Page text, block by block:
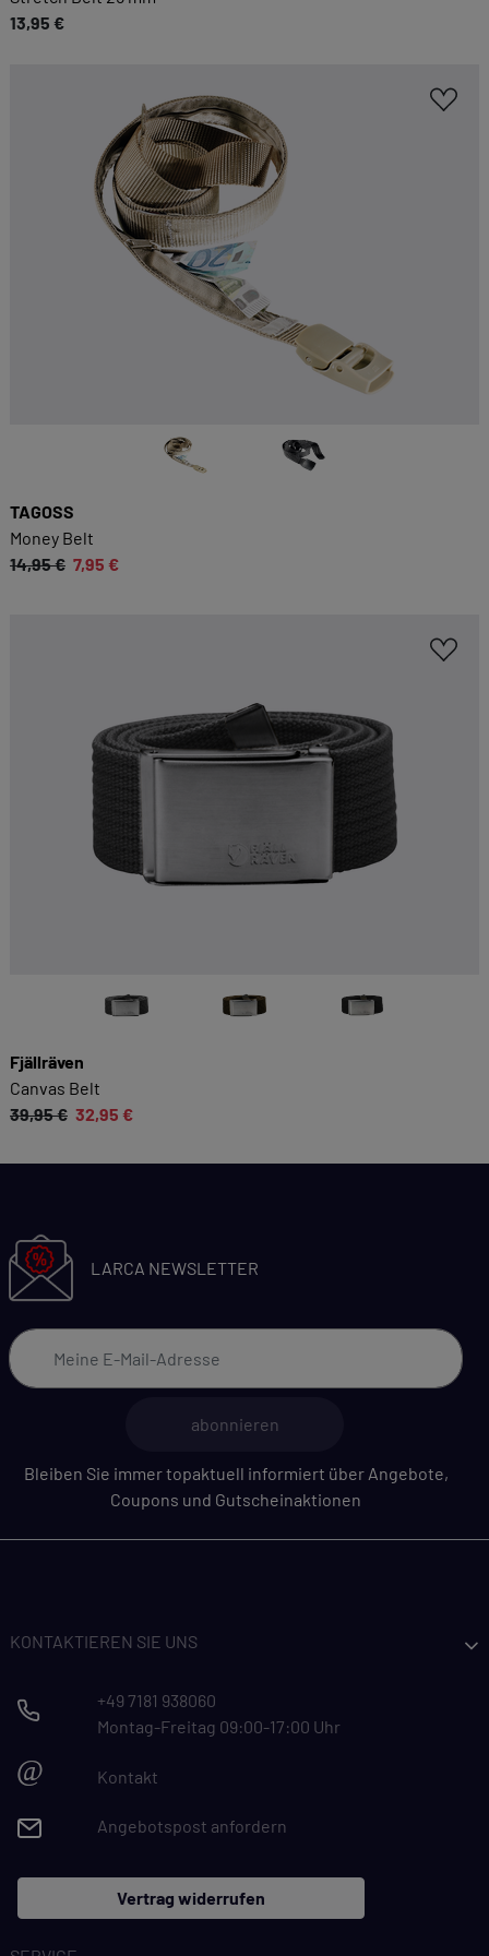
Essenzielle Cookies ermöglichen grundlegende
Cookie-Informationen anzeigen
KOMFORTFUNKTIONEN
Wir möchten die Bedienung dieses Shops für
Sie möglichst komfortabel gestalten.
Cookie-Informationen anzeigen
Inhalte von externen Dienstleistern wie Google,
Cookie-Informationen anzeigen
13,95 €
TAGOSS
Money Belt
14,95 € 7,95 €
Fjällräven
Canvas Belt
39,95 € 32,95 €
LARCA NEWSLETTER
abonnieren
Bleiben Sie immer topaktuell informiert über Angebote,
Coupons und Gutscheinaktionen
KONTAKTIEREN SIE UNS
+49 7181 938060
Montag-Freitag 09:00-17:00 Uhr
@ Kontakt
Angebotspost anfordern
Vertrag widerrufen